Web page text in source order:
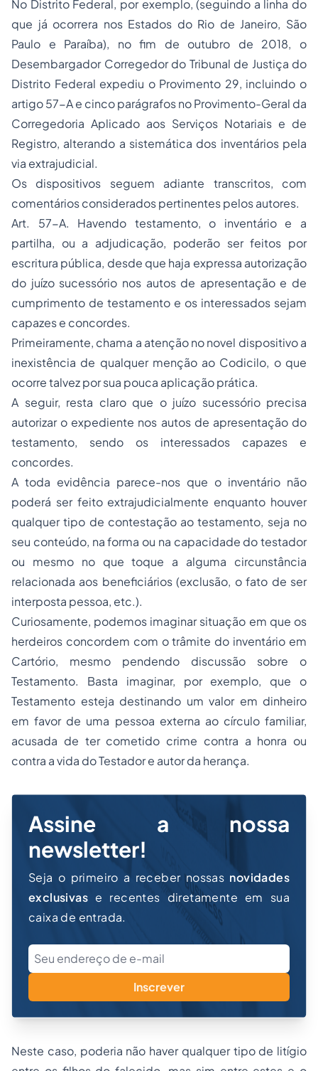
No Distrito Federal, por exemplo, (seguindo a linha do
que já ocorrera nos Estados do Rio de Janeiro, São
Paulo e Paraíba), no fim de outubro de 2018, o
Desembargador Corregedor do Tribunal de Justiça do
Distrito Federal expediu o Provimento 29, incluindo o
artigo 57-A e cinco parágrafos no Provimento-Geral da
Corregedoria Aplicado aos Serviços Notariais e de
Registro, alterando a sistemática dos inventários pela
via extrajudicial.
Os dispositivos seguem adiante transcritos, com
comentários considerados pertinentes pelos autores.
Art. 57-A. Havendo testamento, o inventário e a
partilha, ou a adjudicação, poderão ser feitos por
escritura pública, desde que haja expressa autorização
do juízo sucessório nos autos de apresentação e de
cumprimento de testamento e os interessados sejam
capazes e concordes.
Primeiramente, chama a atenção no novel dispositivo a
inexistência de qualquer menção ao Codicilo, o que
ocorre talvez por sua pouca aplicação prática.
A seguir, resta claro que o juízo sucessório precisa
autorizar o expediente nos autos de apresentação do
testamento, sendo os interessados capazes e
concordes.
A toda evidência parece-nos que o inventário não
poderá ser feito extrajudicialmente enquanto houver
qualquer tipo de contestação ao testamento, seja no
seu conteúdo, na forma ou na capacidade do testador
ou mesmo no que toque a alguma circunstância
relacionada aos beneficiários (exclusão, o fato de ser
interposta pessoa, etc.).
Curiosamente, podemos imaginar situação em que os
herdeiros concordem com o trâmite do inventário em
Cartório, mesmo pendendo discussão sobre o
Testamento. Basta imaginar, por exemplo, que o
Testamento esteja destinando um valor em dinheiro
em favor de uma pessoa externa ao círculo familiar,
acusada de ter cometido crime contra a honra ou
contra a vida do Testador e autor da herança.
Assine a nossa
newsletter!
Seja o primeiro a receber nossas novidades
exclusivas e recentes diretamente em sua
caixa de entrada.
Inscrever
Neste caso, poderia não haver qualquer tipo de litígio